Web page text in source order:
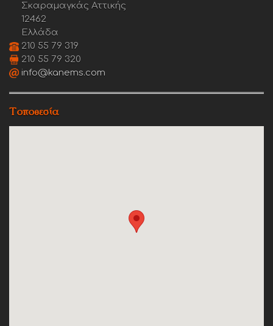
Σκαραμαγκάς Αττικής
12462
Ελλάδα
210 55 79 319
210 55 79 320
info@kanems.com
Τοποθεσία